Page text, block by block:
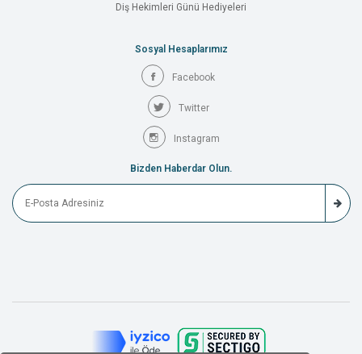
Diş Hekimleri Günü Hediyeleri
Sosyal Hesaplarımız
Facebook
Twitter
Instagram
Bizden Haberdar Olun.